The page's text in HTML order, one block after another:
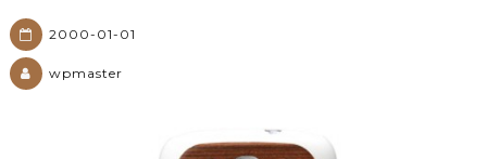
2000-01-01
wpmaster